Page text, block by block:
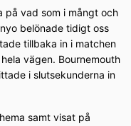
på vad som i mångt och
belönade tidigt oss
tillbaka in i matchen
vägen. Bournemouth
i slutsekunderna in
samt visat på